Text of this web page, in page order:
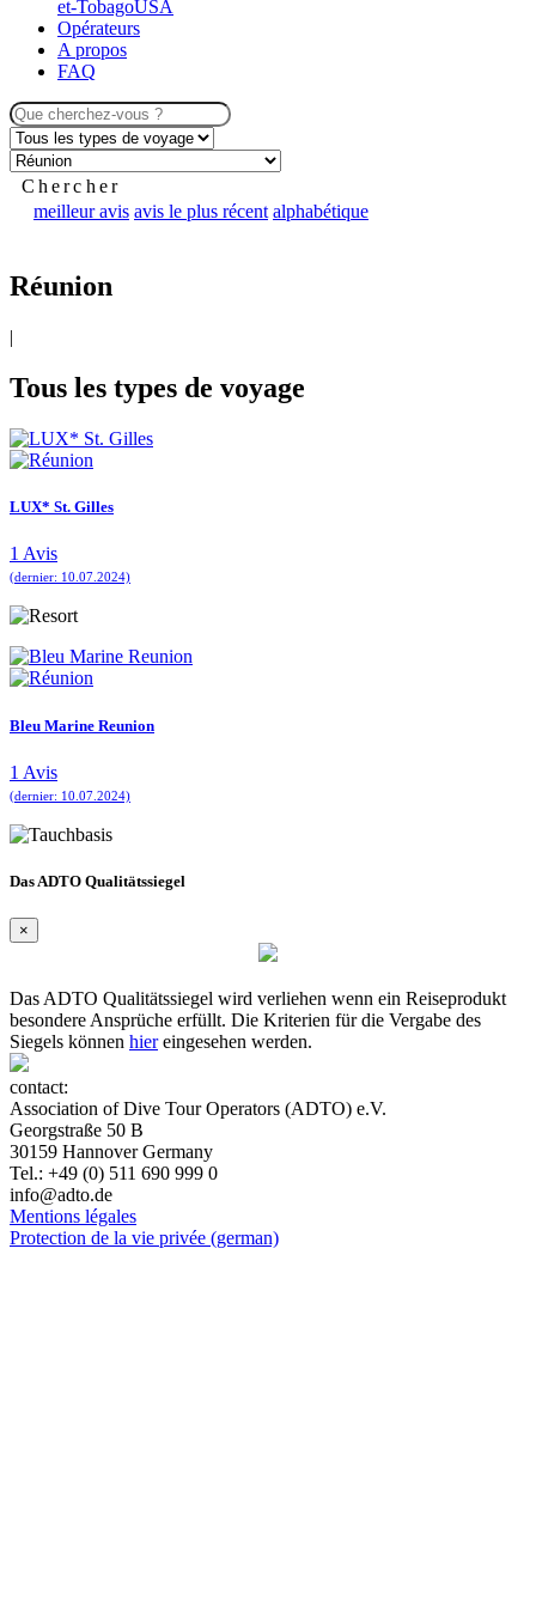
et-TobagoUSA
Opérateurs
A propos
FAQ
Chercher
meilleur avis avis le plus récent alphabétique
Réunion
|
Tous les types de voyage
LUX* St. Gilles
1 Avis
(dernier: 10.07.2024)
Bleu Marine Reunion
1 Avis
(dernier: 10.07.2024)
Das ADTO Qualitätssiegel
×
Das ADTO Qualitätssiegel wird verliehen wenn ein Reiseprodukt
besondere Ansprüche erfüllt. Die Kriterien für die Vergabe des
Siegels können hiereingesehen werden.
contact:
Association of Dive Tour Operators (ADTO) e.V.
Georgstraße 50 B
30159 Hannover Germany
Tel.: +49 (0) 511 690 999 0
info@adto.de
Mentions légales
Protection de la vie privée (german)